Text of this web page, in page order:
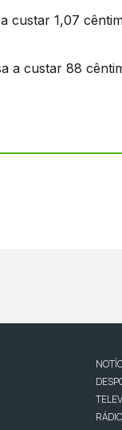
custar 1,07
a custar 88
RÁDIO